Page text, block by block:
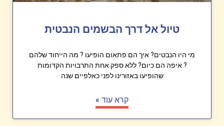
טיול אל דרך הבשמים הנבטית
מי היו הנבטים? איך הם פתאום הופיעו ? מה הייחוד שלהם
? איפה הם כיום? ללא ספק אחת התרבויות הקדומות
שהופיעו באזורינו לפני כאלפיים שנה
קרא עוד »